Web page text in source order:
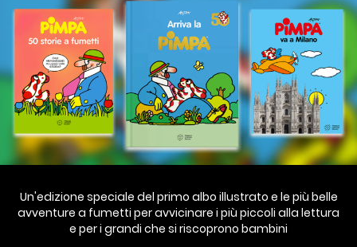
Un'edizione speciale del primo albo illustrato e le più belle
avventure a fumetti per avvicinare i più piccoli alla lettura
e per i grandi che si riscoprono bambini